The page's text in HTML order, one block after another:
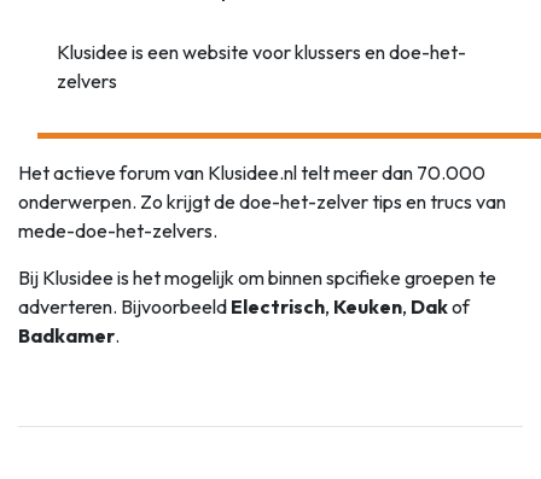
Klusidee is een website voor klussers en doe-het-
zelvers
Het actieve forum van Klusidee.nl telt meer dan 70.000
onderwerpen. Zo krijgt de doe-het-zelver tips en trucs van
mede-doe-het-zelvers.
Bij Klusidee is het mogelijk om binnen spcifieke groepen te
adverteren. Bijvoorbeeld Electrisch, Keuken, Dakof
Badkamer.